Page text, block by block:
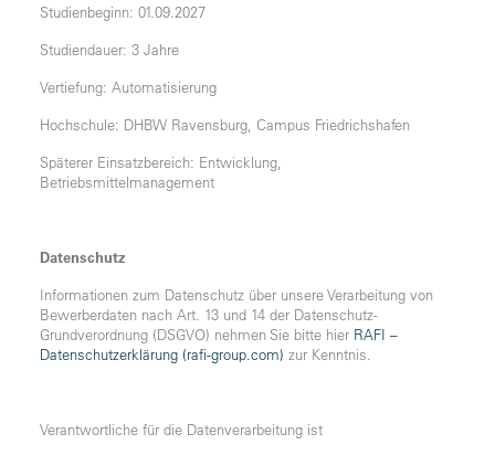
Studienbeginn: 01.09.2027
Studiendauer: 3 Jahre
Vertiefung: Automatisierung
Hochschule: DHBW Ravensburg, Campus Friedrichshafen
Späterer Einsatzbereich: Entwicklung,
Betriebsmittelmanagement
Datenschutz
Informationen zum Datenschutz über unsere Verarbeitung von
Bewerberdaten nach Art. 13 und 14 der Datenschutz-
Grundverordnung (DSGVO) nehmen Sie bitte hier RAFI –
Datenschutzerklärung (rafi-group.com) zur Kenntnis.
Verantwortliche für die Datenverarbeitung ist